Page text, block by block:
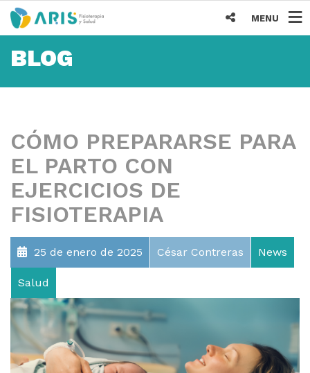
MENU
BLOG
CÓMO PREPARARSE PARA
EL PARTO CON
EJERCICIOS DE
FISIOTERAPIA
25 de enero de 2025 César Contreras News
Salud